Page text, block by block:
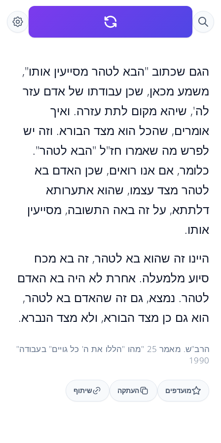
הגם שכתוב "הבא לטהר מסייעין אותו",
משמע מכאן, שכן עבודתו של אדם עזר
לה', שיהא מקום לתת עזרה. ואיך
אומרים, שהכל הוא מצד הבורא. וזה יש
לפרש מה שאמרו חז"ל "הבא לטהר".
כלומר, אם אנו רואים, שכן האדם בא
לטהר מצד עצמו, שהוא אתערותא
דלתתא, על זה באה התשובה, מסייעין
אותו.
היינו זה שהוא בא לטהר, זה בא מכח
סיוע מלמעלה. אחרת לא היה בא האדם
לטהר. נמצא, גם זה שהאדם בא לטהר,
הוא גם כן מצד הבורא, ולא מצד הנברא.
הרב"ש. מאמר 25 "מהו "הללו את ה' כל גויים" בעבודה"
1990
מועדפים העתקה שיתוף